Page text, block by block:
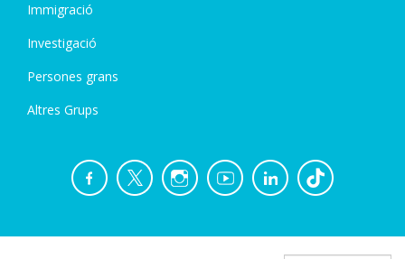
Immigració
Investigació
Persones grans
Altres Grups